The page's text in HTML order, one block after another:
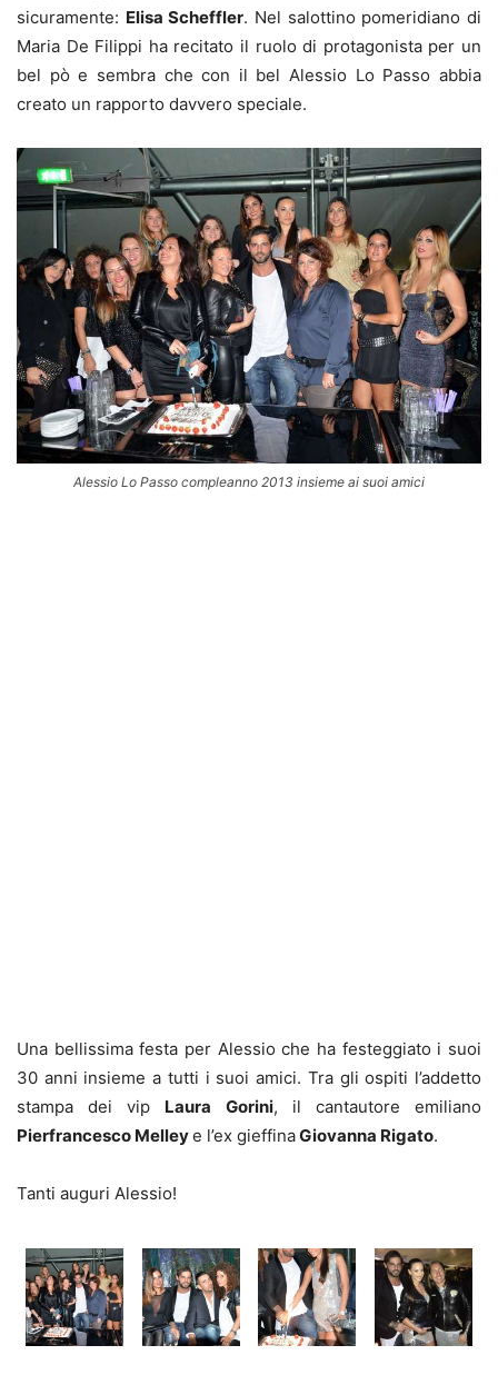
sicuramente: Elisa Scheffler. Nel salottino pomeridiano di
Maria De Filippi ha recitato il ruolo di protagonista per un
bel pò e sembra che con il bel Alessio Lo Passo abbia
creato un rapporto davvero speciale.
Alessio Lo Passo compleanno 2013 insieme ai suoi amici
Una bellissima festa per Alessio che ha festeggiato i suoi
30 anni insieme a tutti i suoi amici. Tra gli ospiti l’addetto
stampa dei vip Laura Gorini, il cantautore emiliano
Pierfrancesco Melleye l’ex gieffinaGiovanna Rigato.
Tanti auguri Alessio!